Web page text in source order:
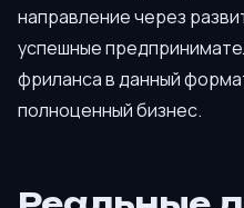
направление через
успешные
фриланса в данный
полноценный бизнес.